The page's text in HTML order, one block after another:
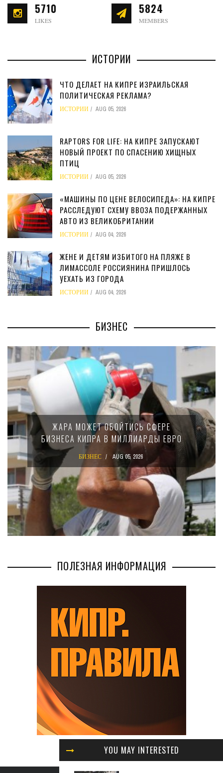
YOU MAY INTERESTED
5710
LIKES
5824
MEMBERS
ИСТОРИИ
ЧТО ДЕЛАЕТ НА КИПРЕ ИЗРАИЛЬСКАЯ
ПОЛИТИЧЕСКАЯ РЕКЛАМА?
ИСТОРИИ AUG 05, 2026
RAPTORS FOR LIFE: НА КИПРЕ ЗАПУСКАЮТ
НОВЫЙ ПРОЕКТ ПО СПАСЕНИЮ ХИЩНЫХ
ПТИЦ
ИСТОРИИ AUG 05, 2026
«МАШИНЫ ПО ЦЕНЕ ВЕЛОСИПЕДА»: НА КИПРЕ
РАССЛЕДУЮТ СХЕМУ ВВОЗА ПОДЕРЖАННЫХ
АВТО ИЗ ВЕЛИКОБРИТАНИИ
ИСТОРИИ AUG 04, 2026
ЖЕНЕ И ДЕТЯМ ИЗБИТОГО НА ПЛЯЖЕ В
ЛИМАССОЛЕ РОССИЯНИНА ПРИШЛОСЬ
УЕХАТЬ ИЗ ГОРОДА
ИСТОРИИ AUG 04, 2026
БИЗНЕС
ЖАРА МОЖЕТ ОБОЙТИСЬ СФЕРЕ
КИПРА В МИЛЛИАРДЫ ЕВРО
БИЗНЕС AUG 05, 2026
ПОЛЕЗНАЯ ИНФОРМАЦИЯ